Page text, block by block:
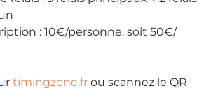
: 10€/personne, soit 50€/
timingzone.fr ou scannez le QR